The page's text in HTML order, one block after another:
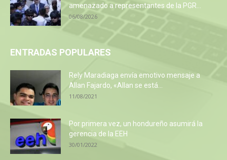
amenazado a representantes de la PGR...
06/08/2026
ENTRADAS POPULARES
Rely Maradiaga envía emotivo mensaje a
Allan Fajardo, «Allan se está...
11/08/2021
Por primera vez, un hondureño asumirá la
gerencia de la EEH
30/01/2022